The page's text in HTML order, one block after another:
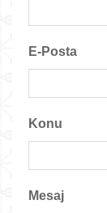
E-Posta
Konu
Mesaj